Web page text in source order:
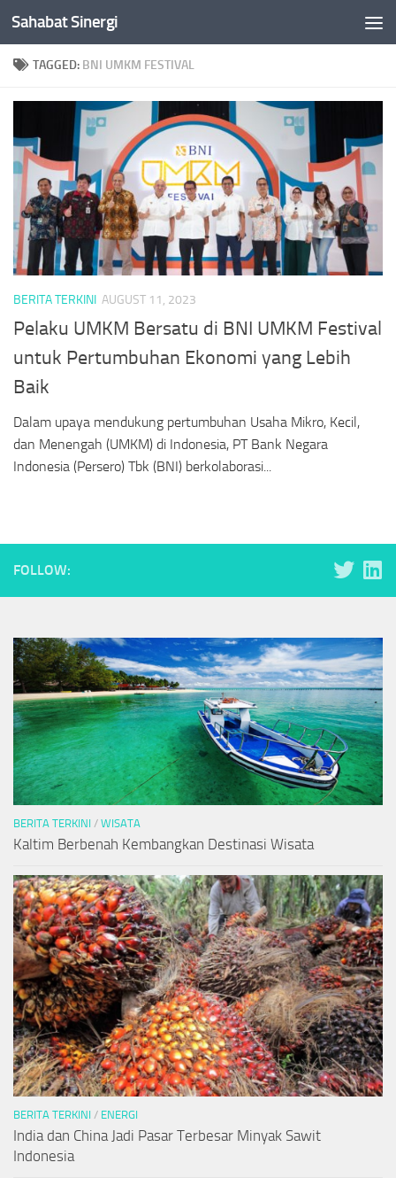
Skip to content
Sahabat Sinergi
TAGGED: BNI UMKM FESTIVAL
BERITA TERKINI AUGUST 11, 2023
Pelaku UMKM Bersatu di BNI UMKM Festival
untuk Pertumbuhan Ekonomi yang Lebih
Baik
Dalam upaya mendukung pertumbuhan Usaha Mikro, Kecil,
dan Menengah (UMKM) di Indonesia, PT Bank Negara
Indonesia (Persero) Tbk (BNI) berkolaborasi...
FOLLOW:
BERITA TERKINI / WISATA
Kaltim Berbenah Kembangkan Destinasi Wisata
BERITA TERKINI / ENERGI
India dan China Jadi Pasar Terbesar Minyak Sawit
Indonesia